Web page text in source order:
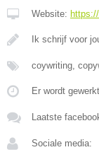
Website:
Ik schrijf voor
coywriting,
Er wordt
Laatste
Sociale media: